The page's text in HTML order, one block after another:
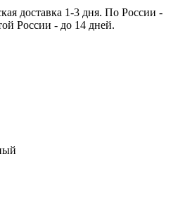
доставка 1-3 дня. По России -
России - до 14 дней.